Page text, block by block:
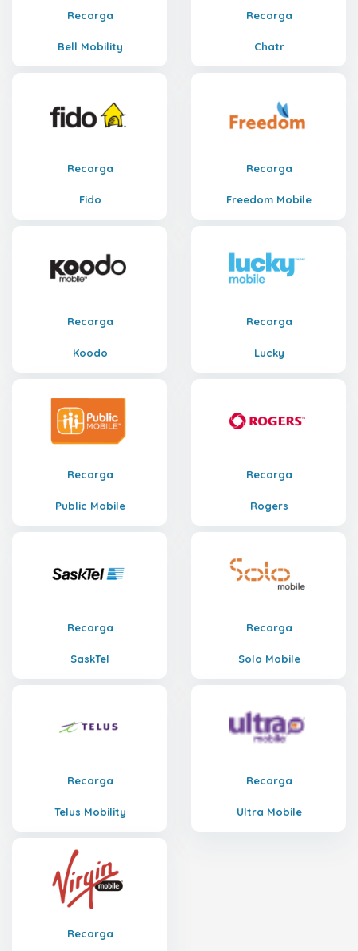
Recarga
Bell Mobility
Recarga
Chatr
Recarga
Fido
Recarga
Freedom Mobile
Recarga
Koodo
Recarga
Lucky
Recarga
Public Mobile
Recarga
Rogers
Recarga
SaskTel
Recarga
Solo Mobile
Recarga
Telus Mobility
Recarga
Ultra Mobile
Recarga